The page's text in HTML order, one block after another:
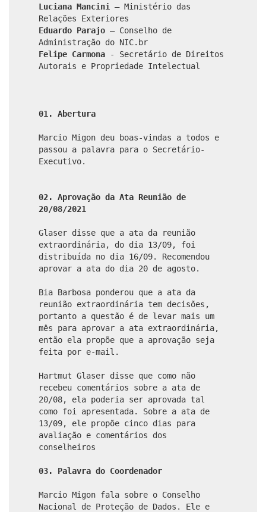
Luciana Mancini
– Ministério das
Relações Exteriores
Eduardo Parajo – Conselho de
Administração do NIC.br
Felipe Carmona - Secretário de Direitos
Autorais e Propriedade Intelectual
01. Abertura
Marcio Migon deu boas-vindas a todos e
passou a palavra para o Secretário-
Executivo.
02. Aprovação da Ata Reunião de
20/08/2021
Glaser disse que a ata da reunião
extraordinária, do dia 13/09, foi
distribuída no dia 16/09. Recomendou
aprovar a ata do dia 20 de agosto.
Bia Barbosa ponderou que a ata da
reunião extraordinária tem decisões,
portanto a questão é de levar mais um
mês para aprovar a ata extraordinária,
então ela propõe que a aprovação seja
feita por e-mail.
Hartmut Glaser disse que como não
recebeu comentários sobre a ata de
20/08, ela poderia ser aprovada tal
como foi apresentada. Sobre a ata de
13/09, ele propõe cinco dias para
avaliação e comentários dos
conselheiros
03. Palavra do Coordenador
Marcio Migon fala sobre o Conselho
Nacional de Proteção de Dados. Ele e